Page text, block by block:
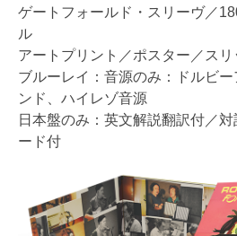
ゲートフォールド・スリーヴ／
ル
アートプリント／ポスター／スリ
ブルーレイ：音源のみ：ドルビ
ンド、ハイレゾ音源
日本盤のみ：英文解説翻訳付／
ード付